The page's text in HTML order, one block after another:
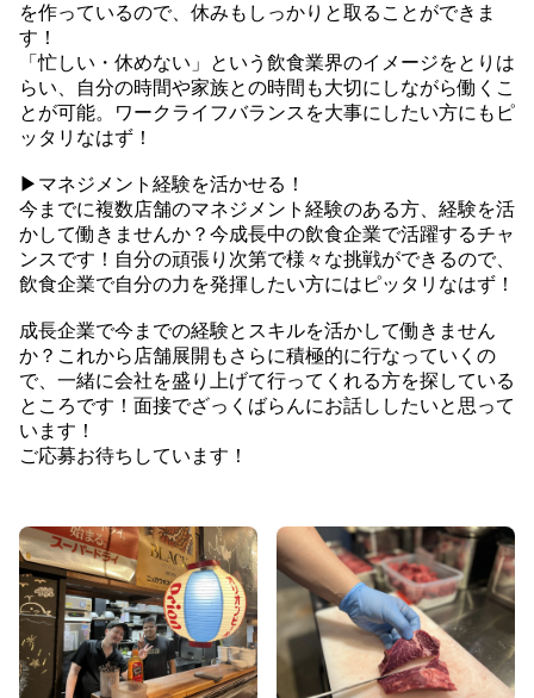
を作っているので、休みもしっかりと取ることができま
す！
「忙しい・休めない」という飲食業界のイメージをとりは
らい、自分の時間や家族との時間も大切にしながら働くこ
とが可能。ワークライフバランスを大事にしたい方にもピ
ッタリなはず！
▶︎マネジメント経験を活かせる！
今までに複数店舗のマネジメント経験のある方、経験を活
かして働きませんか？今成長中の飲食企業で活躍するチャ
ンスです！自分の頑張り次第で様々な挑戦ができるので、
飲食企業で自分の力を発揮したい方にはピッタリなはず！
成長企業で今までの経験とスキルを活かして働きません
か？これから店舗展開もさらに積極的に行なっていくの
で、一緒に会社を盛り上げて行ってくれる方を探している
ところです！面接でざっくばらんにお話ししたいと思って
います！
ご応募お待ちしています！